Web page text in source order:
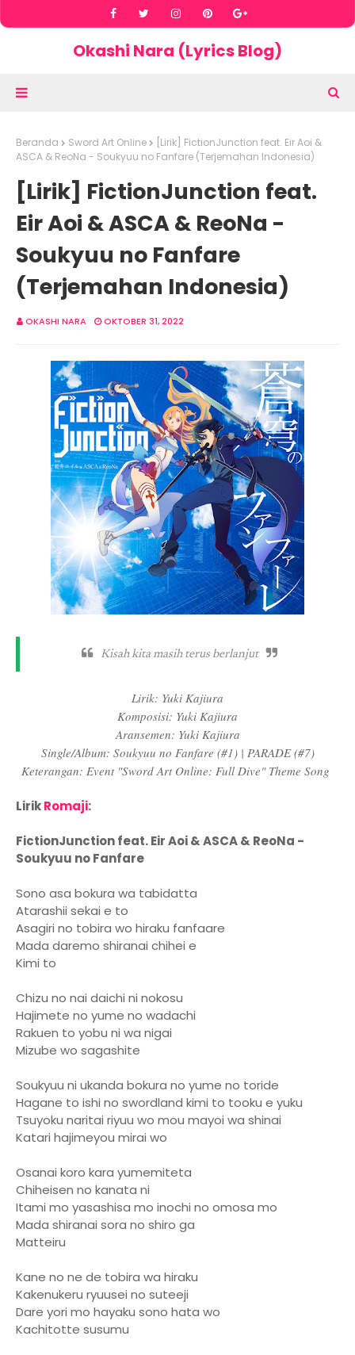
Okashi Nara (Lyrics Blog)
Beranda Sword Art Online
[Lirik] FictionJunction feat. Eir Aoi &
ASCA & ReoNa - Soukyuu no Fanfare (Terjemahan Indonesia)
[Lirik] FictionJunction feat.
Eir Aoi & ASCA & ReoNa -
Soukyuu no Fanfare
(Terjemahan Indonesia)
OKASHI NARA OKTOBER 31, 2022
Kisah kita masih terus berlanjut
Lirik: Yuki Kajiura
Komposisi: Yuki Kajiura
Aransemen: Yuki Kajiura
Single/Album: Soukyuu no Fanfare (#1) | PARADE (#7)
Keterangan: Event "Sword Art Online: Full Dive" Theme Song
LirikRomaji:
FictionJunction feat. Eir Aoi & ASCA & ReoNa -
Soukyuu no Fanfare
Sono asa bokura wa tabidatta
Atarashii sekai e to
Asagiri no tobira wo hiraku fanfaare
Mada daremo shiranai chihei e
Kimi to
Chizu no nai daichi ni nokosu
Hajimete no yume no wadachi
Rakuen to yobu ni wa nigai
Mizube wo sagashite
Soukyuu ni ukanda bokura no yume no toride
Hagane to ishi no swordland kimi to tooku e yuku
Tsuyoku naritai riyuu wo mou mayoi wa shinai
Katari hajimeyou mirai wo
Osanai koro kara yumemiteta
Chiheisen no kanata ni
Itami mo yasashisa mo inochi no omosa mo
Mada shiranai sora no shiro ga
Matteiru
Kane no ne de tobira wa hiraku
Kakenukeru ryuusei no suteeji
Dare yori mo hayaku sono hata wo
Kachitotte susumu